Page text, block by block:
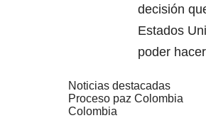
decisión
Estados
poder
Noticias destacadas
Proceso paz Colombia
Colombia